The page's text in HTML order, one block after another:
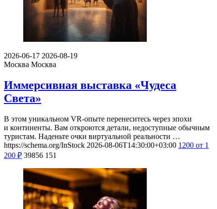
2026-06-17 2026-08-19
Москва Москва
Иммерсивная выставка «Чудеса
Света»
В этом уникальном VR-опыте перенеситесь через эпохи
и континенты. Вам откроются детали, недоступные обычным
туристам. Наденьте очки виртуальной реальности …
https://schema.org/InStock 2026-08-06T14:30:00+03:00 1200 от 1
200 ₽ 39856 151